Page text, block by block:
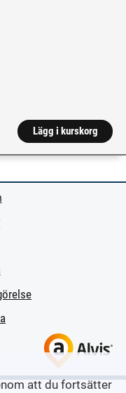
sida.)
Lägg i kurskorg
att du fortsätter